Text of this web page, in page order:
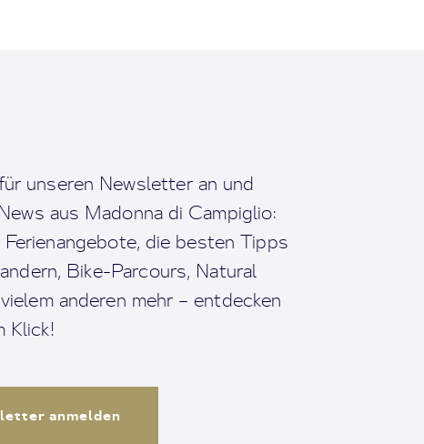
unseren Newsletter an und
aus Madonna di Campiglio:
die besten Tipps
Bike-Parcours, Natural
anderen mehr – entdecken
Klick!
anmelden